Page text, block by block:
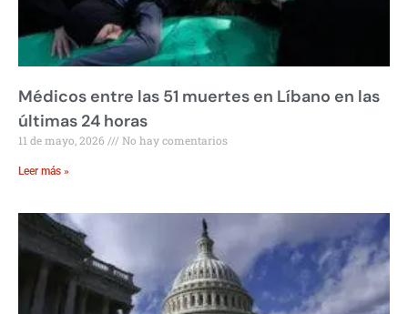
Médicos entre las 51 muertes en Líbano en las
últimas 24 horas
11 de mayo, 2026 No hay comentarios
Leer más »